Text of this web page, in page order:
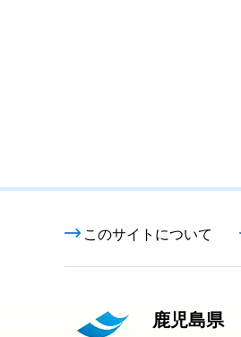
このサイトについて
鹿児島県